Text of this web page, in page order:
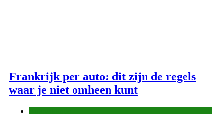
Frankrijk per auto: dit zijn de regels
waar je niet omheen kunt